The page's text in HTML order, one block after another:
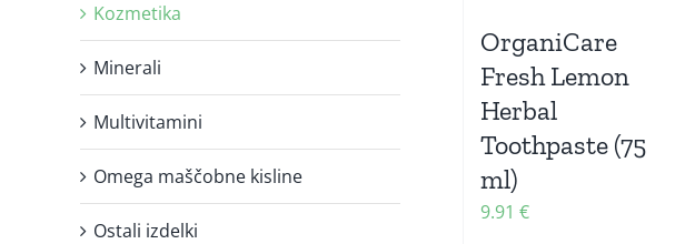
OrganiCare
Fresh Lemon
Herbal
Toothpaste (75
ml)
9.91€
Kozmetika
Minerali
Multivitamini
Omega maščobne kisline
Ostali izdelki